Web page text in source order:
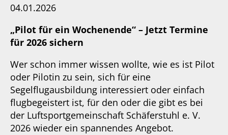
04.01.2026
„Pilot für ein Wochenende“ – Jetzt Termine
für 2026 sichern
Wer schon immer wissen wollte, wie es ist Pilot
oder Pilotin zu sein, sich für eine
Segelflugausbildung interessiert oder einfach
flugbegeistert ist, für den oder die gibt es bei
der Luftsportgemeinschaft Schäferstuhl e. V.
2026 wieder ein spannendes Angebot.